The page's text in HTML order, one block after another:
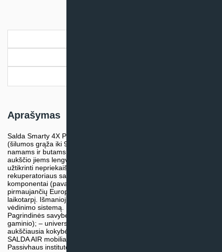
1.1
Aprašymas
Salda Smarty 4X P 1.1 ‒ aukščiausio energetinio efektyvumo
(šilumos grąža iki 94%), patogiai valdomi rekuperatoriai, skirti
namams ir butams. Dėl šių įrenginių universalumo ir nedidelio
aukščio jiems lengvai rasite vietos savo namuose. Siekdami
užtikrinti nepriekaištingą surinkimo kokybę, kiekvieno
rekuperatoriaus sandarumą testuojame gamybos metu. Įrenginių
komponentai (pavaros, ventiliatoriai, šilumokaičiai) pagaminti
pirmaujančių Europos gamintojų ‒ tai užtikrina ilgą eksploatavimo
laikotarpį. Išmanioji valdymo plokštė leidžia kontroliuoti visą
vėdinimo sistemą.
Pagrindinės savybės: – A+/A klasės efektyvumas (priklauso nuo
gaminio); – universalumas ‒ net 4 montavimo pozicijos! –
aukščiausia kokybė ‒ A1 klasės sandarumas; – patogus valdymas
SALDA AIR mobilia aplikacija (per MB-Gateway); – sertifikuotas
Passivhaus institute ir Eurovent Certification (Smarty 2XP ir 3XP).